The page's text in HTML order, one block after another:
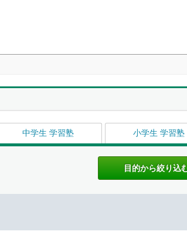
中学生 学習塾 小学生 学習塾